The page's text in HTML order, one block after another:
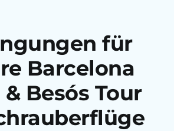
für
Barcelona
& Besós Tour